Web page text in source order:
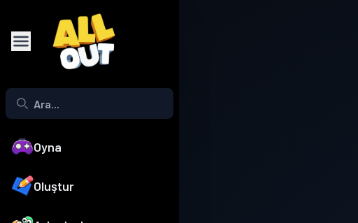
Oyna
Oluştur